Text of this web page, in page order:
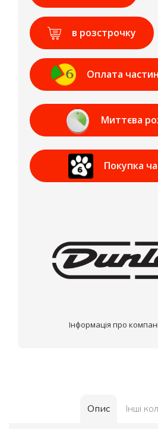
в розстрочку
Оплата
Банк
Миттєва
Приват
Покупка
Інформація про
Опис Інші